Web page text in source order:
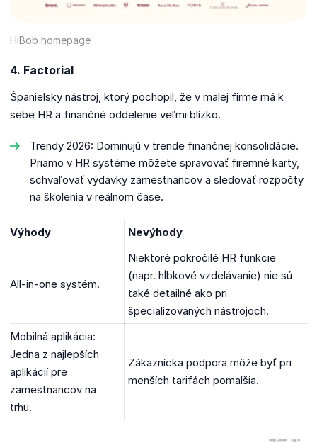
HiBob homepage
4. Factorial
Španielsky nástroj, ktorý pochopil, že v malej firme má k
sebe HR a finančné oddelenie veľmi blízko.
Trendy 2026: Dominujú v trende finančnej konsolidácie.
Priamo v HR systéme môžete spravovať firemné karty,
schvaľovať výdavky zamestnancov a sledovať rozpočty
na školenia v reálnom čase.
Výhody Nevýhody
All-in-one systém.
Niektoré pokročilé HR funkcie
(napr. hĺbkové vzdelávanie) nie sú
také detailné ako pri
špecializovaných nástrojoch.
Mobilná aplikácia:
Jedna z najlepších
aplikácií pre
zamestnancov na
trhu.
Zákaznícka podpora môže byť pri
menších tarifách pomalšia.